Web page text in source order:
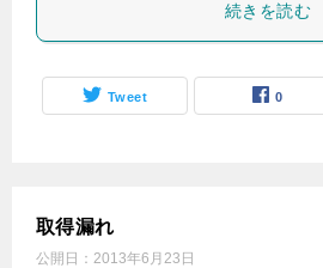
続きを読む
Tweet 0
取得漏れ
公開日： 2013年6月23日